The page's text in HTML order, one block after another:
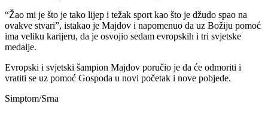
“Žao mi je što je tako lijep i težak sport kao što je džudo spao na
ovakve stvari”, istakao je Majdov i napomenuo da uz Božiju pomoć
ima veliku karijeru, da je osvojio sedam evropskih i tri svjetske
medalje.
Evropski i svjetski šampion Majdov poručio je da će odmoriti i
vratiti se uz pomoć Gospoda u novi početak i nove pobjede.
Simptom/Srna